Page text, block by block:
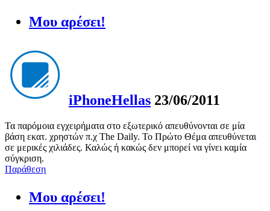
Μου αρέσει!
iPhoneHellas 23/06/2011
Τα παρόμοια εγχειρήματα στο εξωτερικό απευθύνονται σε μία
βάση εκατ. χρηστών π.χ The Daily. Το Πρώτο Θέμα απευθύνεται
σε μερικές χιλιάδες. Καλώς ή κακώς δεν μπορεί να γίνει καμία
σύγκριση.
Παράθεση
Μου αρέσει!